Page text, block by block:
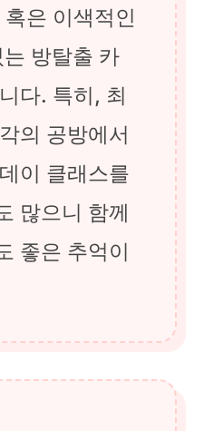
은 이색적인
방탈출 카
다. 특히, 최
의 공방에서
이 클래스를
많으니 함께
좋은 추억이